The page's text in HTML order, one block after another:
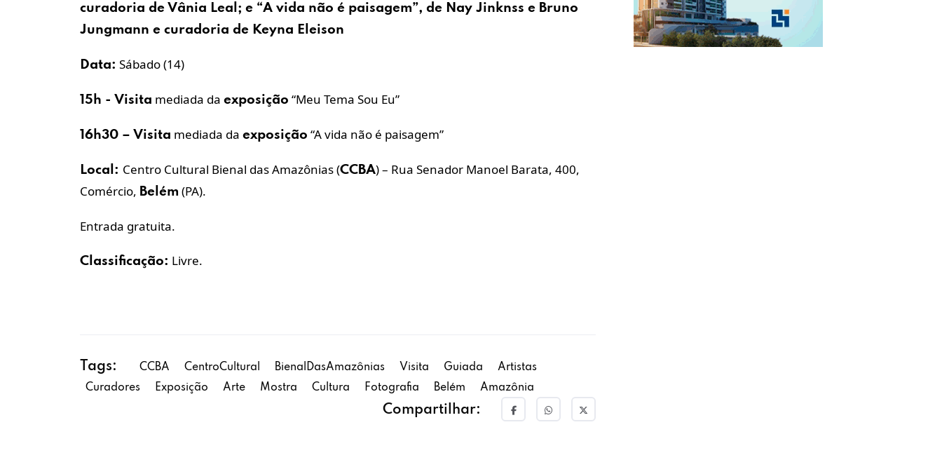
curadoria de Vânia Leal; e “A vida não é paisagem”, de Nay Jinknss e Bruno
Jungmann e curadoria de Keyna Eleison
Data: Sábado (14)
15h - Visita mediada da exposição “Meu Tema Sou Eu”
16h30 – Visita mediada da exposição “A vida não é paisagem”
Local: Centro Cultural Bienal das Amazônias (CCBA) – Rua Senador Manoel Barata, 400,
Comércio, Belém (PA).
Entrada gratuita.
Classificação: Livre.
Tags: CCBA CentroCultural BienalDasAmazônias Visita Guiada
Artistas
Curadores
Exposição Arte Mostra Cultura Fotografia Belém Amazônia
Compartilhar: